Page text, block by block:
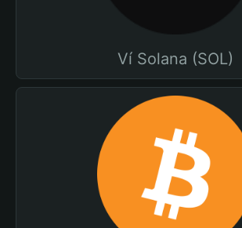
Ví Solana (SOL)